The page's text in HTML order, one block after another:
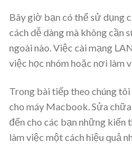
Bây giờ bạn có thể sử dụng
cách dễ dàng mà không cần
ngoài nào. Việc cài mạng
việc học nhóm hoặc nơi làm
Trong bài tiếp theo chúng tôi
cho máy Macbook. Sửa
đến cho các bạn những kiến
làm việc một cách hiệu quả